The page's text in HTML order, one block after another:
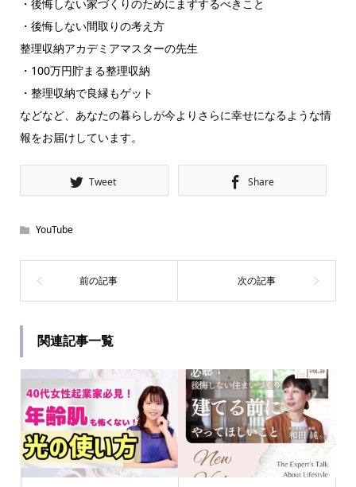
・後悔しない家づくりのためにまずするべきこと
・後悔しない間取りの考え方
整理収納アカデミアマスターの先生
・100万円貯まる整理収納
・整理収納で良縁もゲット
などなど、あなたの暮らしが今よりさらに幸せになるような情
報をお届けしています。
Tweet Share
YouTube
関連記事一覧